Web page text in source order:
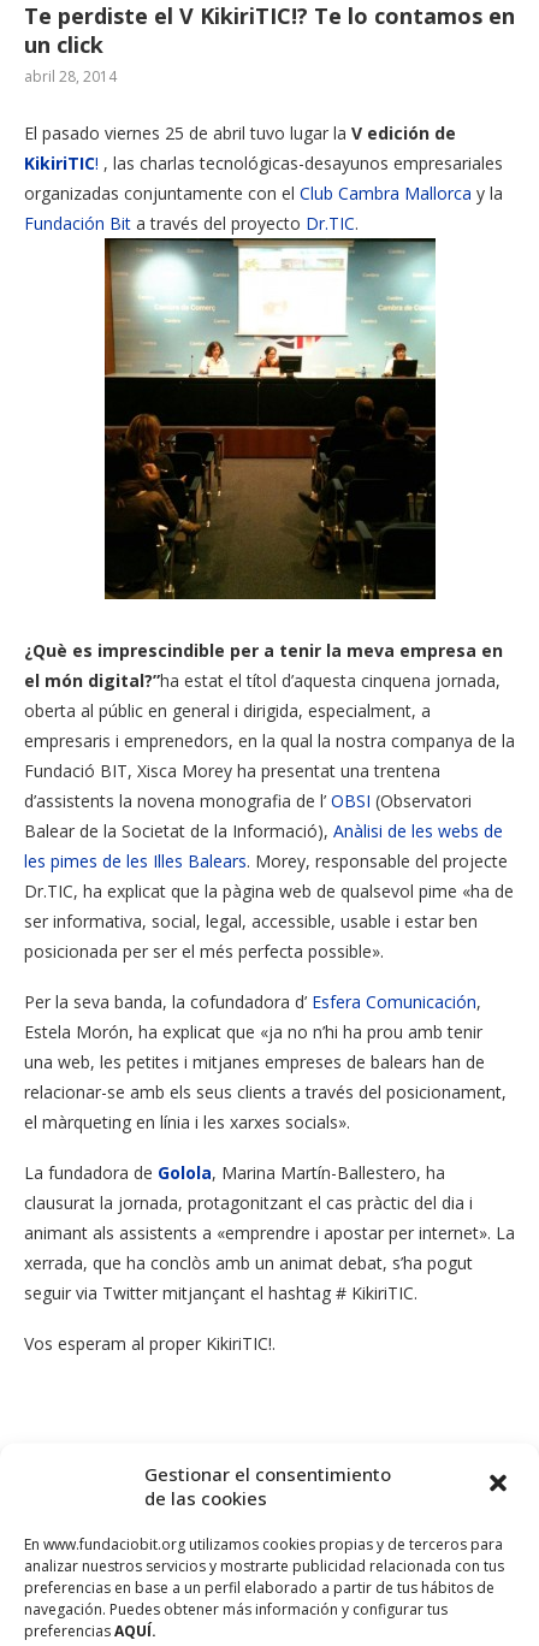
Gestionar el consentimiento
de las cookies
En www.fundaciobit.org utilizamos cookies propias y de terceros para
analizar nuestros servicios y mostrarte publicidad relacionada con tus
preferencias en base a un perfil elaborado a partir de tus hábitos de
navegación. Puedes obtener más información y configurar tus
preferenciasAQUÍ.
Te perdiste el V KikiriTIC!? Te lo contamos en
un click
abril 28, 2014
El pasado viernes 25 de abril tuvo lugar la V edición de
KikiriTIC! , las charlas tecnológicas-desayunos empresariales
organizadas conjuntamente con el Club Cambra Mallorca y la
Fundación Bit a través del proyecto Dr.TIC.
¿Què es imprescindible per a tenir la meva empresa en
el món digital?”ha estat el títol d’aquesta cinquena jornada,
oberta al públic en general i dirigida, especialment, a
empresaris i emprenedors, en la qual la nostra companya de la
Fundació BIT, Xisca Morey ha presentat una trentena
d’assistents la novena monografia de l’ OBSI (Observatori
Balear de la Societat de la Informació), Anàlisi de les webs de
les pimes de les Illes Balears. Morey, responsable del projecte
Dr.TIC, ha explicat que la pàgina web de qualsevol pime «ha de
ser informativa, social, legal, accessible, usable i estar ben
posicionada per ser el més perfecta possible».
Per la seva banda, la cofundadora d’ Esfera Comunicación,
Estela Morón, ha explicat que «ja no n’hi ha prou amb tenir
una web, les petites i mitjanes empreses de balears han de
relacionar-se amb els seus clients a través del posicionament,
el màrqueting en línia i les xarxes socials».
La fundadora de Golola, Marina Martín-Ballestero, ha
clausurat la jornada, protagonitzant el cas pràctic del dia i
animant als assistents a «emprendre i apostar per internet». La
xerrada, que ha conclòs amb un animat debat, s’ha pogut
seguir via Twitter mitjançant el hashtag # KikiriTIC.
Vos esperam al proper KikiriTIC!.